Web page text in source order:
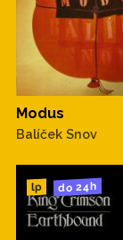
Modus
Balíček Snov
lp do 24h